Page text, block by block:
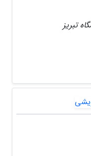
تبریز